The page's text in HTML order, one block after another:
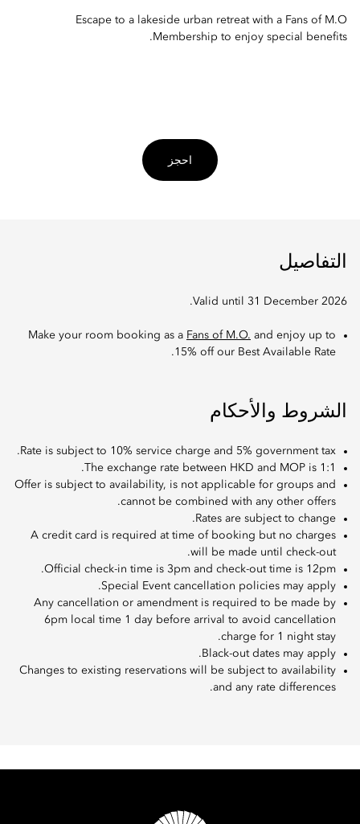
Escape to a lakeside urban retreat with a Fans of M.O
Membership to enjoy special benefits.
احجز
التفاصيل
Valid until 31 December 2026.
Make your room booking as a Fans of M.O. and enjoy up to
15% off our Best Available Rate.
الشروط والأحكام
Rate is subject to 10% service charge and 5% government tax.
The exchange rate between HKD and MOP is 1:1.
Offer is subject to availability, is not applicable for groups and
cannot be combined with any other offers.
Rates are subject to change.
A credit card is required at time of booking but no charges
will be made until check-out.
Official check-in time is 3pm and check-out time is 12pm.
Special Event cancellation policies may apply.
Any cancellation or amendment is required to be made by
6pm local time 1 day before arrival to avoid cancellation
charge for 1 night stay.
Black-out dates may apply.
Changes to existing reservations will be subject to availability
and any rate differences.